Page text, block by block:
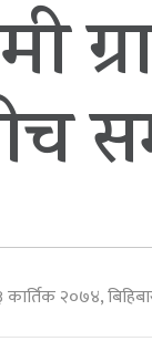
कार्तिक २०७४,